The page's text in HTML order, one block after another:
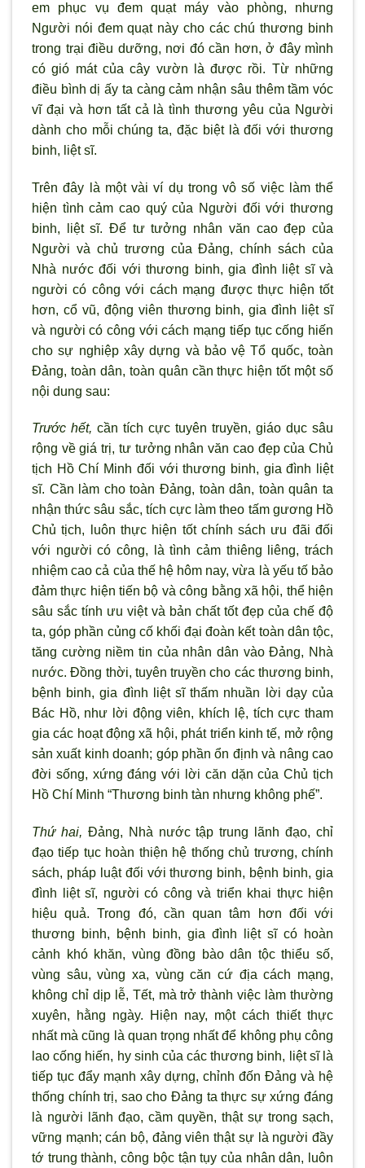
em phục vụ đem quạt máy vào phòng, nhưng
Người nói đem quạt này cho các chú thương binh
trong trại điều dưỡng, nơi đó cần hơn, ở đây mình
có gió mát của cây vườn là được rồi. Từ những
điều bình dị ấy ta càng cảm nhận sâu thêm tầm vóc
vĩ đại và hơn tất cả là tình thương yêu của Người
dành cho mỗi chúng ta, đặc biệt là đối với thương
binh, liệt sĩ.
Trên đây là một vài ví dụ trong vô số việc làm thể
hiện tình cảm cao quý của Người đối với thương
binh, liệt sĩ. Để tư tưởng nhân văn cao đẹp của
Người và chủ trương của Đảng, chính sách của
Nhà nước đối với thương binh, gia đình liệt sĩ và
người có công với cách mạng được thực hiện tốt
hơn, cổ vũ, động viên thương binh, gia đình liệt sĩ
và người có công với cách mạng tiếp tục cống hiến
cho sự nghiệp xây dựng và bảo vệ Tổ quốc, toàn
Đảng, toàn dân, toàn quân cần thực hiện tốt một số
nội dung sau:
Trước hết, cần tích cực tuyên truyền, giáo dục sâu
rộng về giá trị, tư tưởng nhân văn cao đẹp của Chủ
tịch Hồ Chí Minh đối với thương binh, gia đình liệt
sĩ. Cần làm cho toàn Đảng, toàn dân, toàn quân ta
nhận thức sâu sắc, tích cực làm theo tấm gương Hồ
Chủ tịch, luôn thực hiện tốt chính sách ưu đãi đối
với người có công, là tình cảm thiêng liêng, trách
nhiệm cao cả của thế hệ hôm nay, vừa là yếu tố bảo
đảm thực hiện tiến bộ và công bằng xã hội, thể hiện
sâu sắc tính ưu việt và bản chất tốt đẹp của chế độ
ta, góp phần củng cố khối đại đoàn kết toàn dân tộc,
tăng cường niềm tin của nhân dân vào Đảng, Nhà
nước. Đồng thời, tuyên truyền cho các thương binh,
bệnh binh, gia đình liệt sĩ thấm nhuần lời dạy của
Bác Hồ, như lời động viên, khích lệ, tích cực tham
gia các hoạt động xã hội, phát triển kinh tế, mở rộng
sản xuất kinh doanh; góp phần ổn định và nâng cao
đời sống, xứng đáng với lời căn dặn của Chủ tịch
Hồ Chí Minh “Thương binh tàn nhưng không phế”.
Thứ hai, Đảng, Nhà nước tập trung lãnh đạo, chỉ
đạo tiếp tục hoàn thiện hệ thống chủ trương, chính
sách, pháp luật đối với thương binh, bệnh binh, gia
đình liệt sĩ, người có công và triển khai thực hiện
hiệu quả. Trong đó, cần quan tâm hơn đối với
thương binh, bệnh binh, gia đình liệt sĩ có hoàn
cảnh khó khăn, vùng đồng bào dân tộc thiểu số,
vùng sâu, vùng xa, vùng căn cứ địa cách mạng,
không chỉ dịp lễ, Tết, mà trở thành việc làm thường
xuyên, hằng ngày. Hiện nay, một cách thiết thực
nhất mà cũng là quan trọng nhất để không phụ công
lao cống hiến, hy sinh của các thương binh, liệt sĩ là
tiếp tục đẩy mạnh xây dựng, chỉnh đốn Đảng và hệ
thống chính trị, sao cho Đảng ta thực sự xứng đáng
là người lãnh đạo, cầm quyền, thật sự trong sạch,
vững mạnh; cán bộ, đảng viên thật sự là người đầy
tớ trung thành, công bộc tận tụy của nhân dân, luôn